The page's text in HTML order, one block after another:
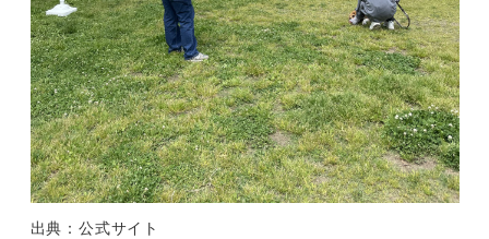
出典：公式サイト